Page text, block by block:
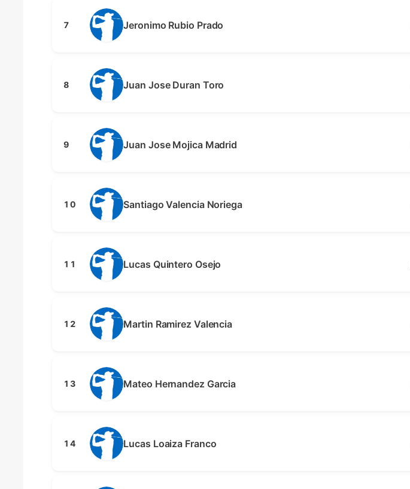
7 Jeronimo Rubio Prado
8 Juan Jose Duran Toro
9 Juan Jose Mojica Madrid
10 Santiago Valencia Noriega
11 Lucas Quintero Osejo
12 Martin Ramirez Valencia
13 Mateo Hernandez Garcia
14 Lucas Loaiza Franco